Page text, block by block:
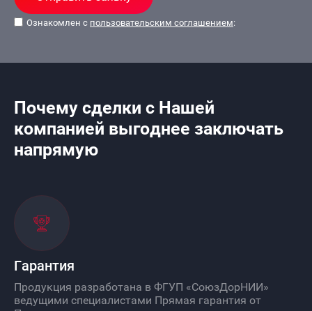
Ознакомлен с пользовательским соглашением:
Почему сделки с Нашей
компанией выгоднее заключать
напрямую
Гарантия
Продукция разработана в ФГУП «СоюзДорНИИ»
ведущими специалистами Прямая гарантия от